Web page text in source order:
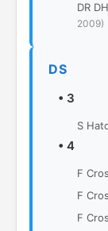
DR
2009)
DS
• 3
S
• 4
F
F
F